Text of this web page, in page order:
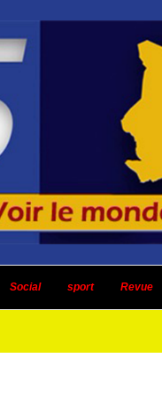
Social sport Revue